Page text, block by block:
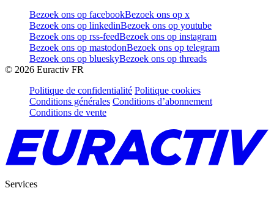
Bezoek ons op facebookBezoek ons op x
Bezoek ons op linkedinBezoek ons op youtube
Bezoek ons op rss-feedBezoek ons op instagram
Bezoek ons op mastodonBezoek ons op telegram
Bezoek ons op blueskyBezoek ons op threads
© 2026 Euractiv FR
Politique de confidentialité Politique cookies
Conditions générales Conditions d’abonnement
Conditions de vente
Services